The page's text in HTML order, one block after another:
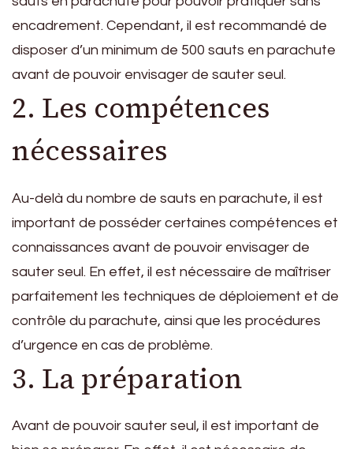
encadrement. Cependant, il est recommandé de
disposer d’un minimum de 500 sauts en parachute
avant de pouvoir envisager de sauter seul.
2. Les compétences
nécessaires
Au-delà du nombre de sauts en parachute, il est
important de posséder certaines compétences et
connaissances avant de pouvoir envisager de
sauter seul. En effet, il est nécessaire de maîtriser
parfaitement les techniques de déploiement et de
contrôle du parachute, ainsi que les procédures
d’urgence en cas de problème.
3. La préparation
Avant de pouvoir sauter seul, il est important de